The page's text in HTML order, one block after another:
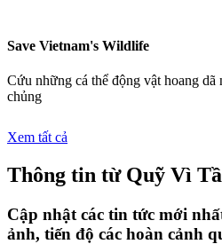
Save Vietnam's Wildlife
Cứu những cá thể động vật hoang
chủng
Xem tất cả
Thông tin từ Quỹ Vì
Cập nhật các tin tức mới
ảnh, tiến độ các hoàn cảnh